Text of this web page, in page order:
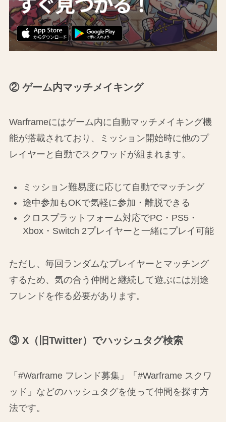
② ゲーム内マッチメイキング
Warframeにはゲーム内に自動マッチメイキング機
能が搭載されており、ミッション開始時に他のプ
レイヤーと自動でスクワッドが組まれます。
ミッション難易度に応じて自動でマッチング
途中参加もOKで気軽に参加・離脱できる
クロスプラットフォーム対応でPC・PS5・
Xbox・Switch 2プレイヤーと一緒にプレイ可能
ただし、毎回ランダムなプレイヤーとマッチング
するため、気の合う仲間と継続して遊ぶには別途
フレンドを作る必要があります。
③ X（旧Twitter）でハッシュタグ検索
「#Warframe フレンド募集」「#Warframe スクワ
ッド」などのハッシュタグを使って仲間を探す方
法です。